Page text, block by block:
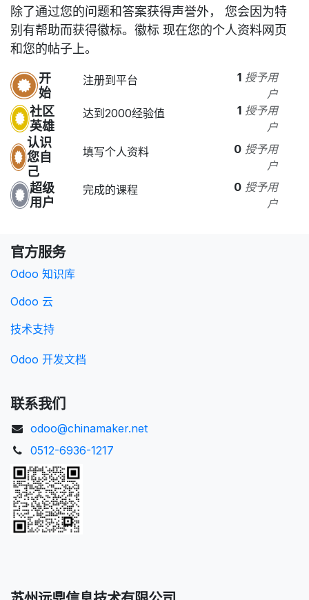
除了通过您的问题和答案获得声誉外， 您会因为特
别有帮助而获得徽标。 徽标 现在您的个人资料网页
和您的帖子上。
开
始
注册到平台 1 授予用
户
社区
英雄
达到2000经验值 1 授予用
户
认识
您自
己
填写个人资料 0 授予用
户
超级
用户
完成的课程 0 授予用
户
官方服务
Odoo 知识库
Odoo 云
技术支持
Odoo 开发文档
联系我们
odoo@chinamaker.net
0512-6936-1217